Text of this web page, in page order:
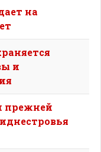
на
и
прежней